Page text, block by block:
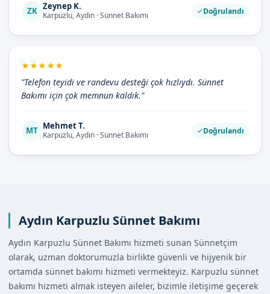
ZK Zeynep K.
Karpuzlu, Aydın · Sünnet Bakımı Doğrulandı
"Telefon teyidi ve randevu desteği çok hızlıydı. Sünnet
Bakımı için çok memnun kaldık."
MT Mehmet T.
Karpuzlu, Aydın · Sünnet Bakımı Doğrulandı
Aydın Karpuzlu Sünnet Bakımı
Aydın Karpuzlu Sünnet Bakımı hizmeti sunan Sünnetçim
olarak, uzman doktorumuzla birlikte güvenli ve hijyenik bir
ortamda sünnet bakımı hizmeti vermekteyiz. Karpuzlu sünnet
bakımı hizmeti almak isteyen aileler, bizimle iletişime geçerek